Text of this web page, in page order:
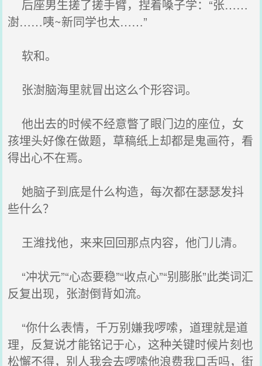
后座男生搓了搓手臂，捏着嗓子学：“张……
澍……咦~新同学也太……”
软和。
张澍脑海里就冒出这么个形容词。
他出去的时候不经意瞥了眼门边的座位，女
孩埋头好像在做题，草稿纸上却都是鬼画符，看
得出心不在焉。
她脑子到底是什么构造，每次都在瑟瑟发抖
些什么？
王潍找他，来来回回那点内容，他门儿清。
“冲状元”“心态要稳”“收点心”“别膨胀”此类词汇
反复出现，张澍倒背如流。
“你什么表情，千万别嫌我啰嗦，道理就是道
理，反复说才能铭记于心，这种关键时候片刻也
松懈不得，别人我会去啰嗦他浪费我口舌吗，街